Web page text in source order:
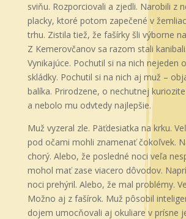
sviňu. Rozporciovali a zjedli. Narobili z
placky, ktoré potom zapečené v
trhu. Zistila tiež, že fašírky šli výborne
Z Kemerovčanov sa razom stali
Vynikajúce. Pochutil si na nich nejeden
skládky. Pochutil si na nich aj muž –
balíka. Prirodzene, o nechutnej
a nebolo mu odvtedy najlepšie.
Muž vyzeral zle. Päťdesiatka na krku.
pod očami mohli znamenať čokoľvek.
chorý. Alebo, že posledné noci veľa
mohol mať zase viacero dôvodov.
noci prehýril. Alebo, že mal problémy.
Možno aj z fašírok. Muž pôsobil
dojem umocňovali aj okuliare v prísne